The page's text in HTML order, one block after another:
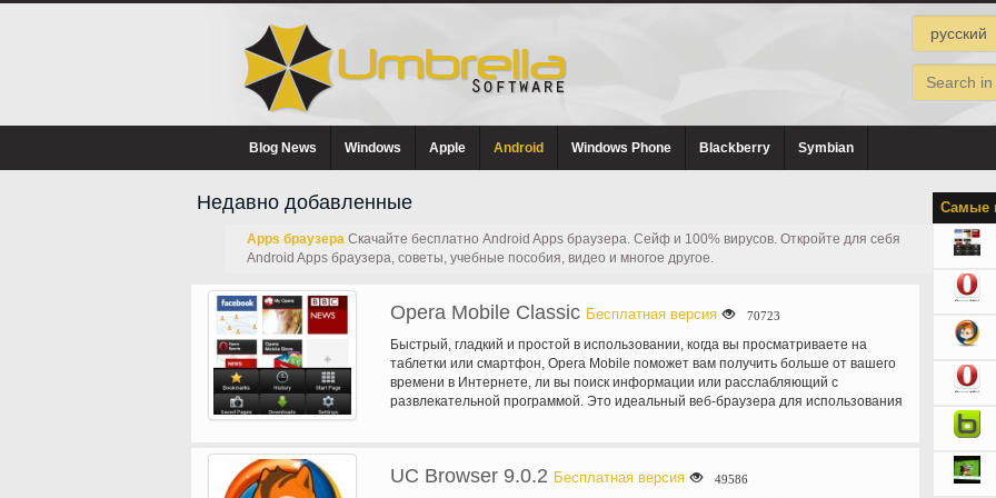
Blog News Windows Apple Android Windows Phone Blackberry Symbian
Недавно добавленные
Apps браузера Скачайте бесплатно Android Apps браузера. Сейф и 100% вирусов. Откройте для себя
Android Apps браузера, советы, учебные пособия, видео и многое другое.
Opera Mobile Classic Бесплатная версия 70723
Быстрый, гладкий и простой в использовании, когда вы просматриваете на
таблетки или смартфон, Opera Mobile поможет вам получить больше от вашего
времени в Интернете, ли вы поиск информации или расслабляющий с
развлекательной программой. Это идеальный веб-браузера для использования
небольшом экране. Вы будете наслаждаться все ваши любимые сайты, даже
UC Browser 9.0.2 Бесплатная версия 49586
Самые